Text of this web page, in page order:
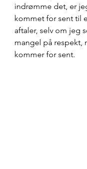
indrømme det, er
kommet for sent til
aftaler, selv om jeg
mangel på respekt,
kommer for sent.